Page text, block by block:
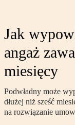
Jak
angaż
miesięcy
Podwładny może
dłużej niż sześć
na rozwiązanie